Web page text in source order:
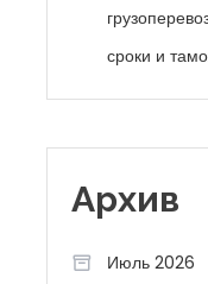
сроки и
Архив
Июль 2026